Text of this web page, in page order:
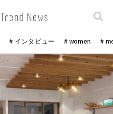
＃インタビュー ＃women ＃